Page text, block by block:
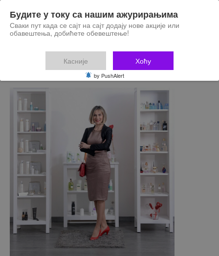
Будите у току са нашим ажурирањима
Сваки пут када се сајт на сајт додају нове акције или
обавештења, добићете обевештење!
Касније Хоћу
by PushAlert